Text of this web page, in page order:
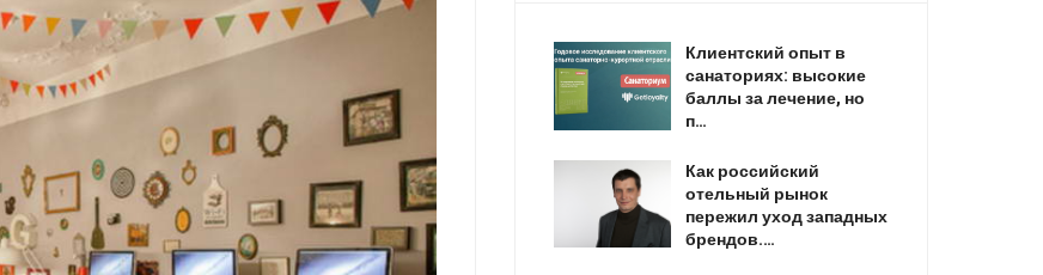
Клиентский опыт в
санаториях: высокие
баллы за лечение, но
п…
Как российский
отельный рынок
пережил уход западных
брендов.…